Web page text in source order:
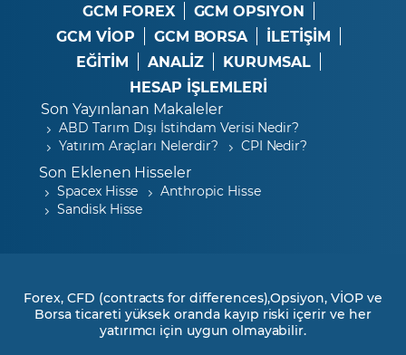
GCM FOREX
GCM OPSIYON
GCM VİOP
GCM BORSA
İLETİŞİM
EĞİTİM
ANALİZ
KURUMSAL
HESAP İŞLEMLERİ
Son Yayınlanan Makaleler
ABD Tarım Dışı İstihdam Verisi Nedir?
Yatırım Araçları Nelerdir?
CPI Nedir?
Son Eklenen Hisseler
Spacex Hisse
Anthropic Hisse
Sandisk Hisse
Forex, CFD (contracts for differences),Opsiyon, VİOP ve
Borsa ticareti yüksek oranda kayıp riski içerir ve her
yatırımcı için uygun olmayabilir.